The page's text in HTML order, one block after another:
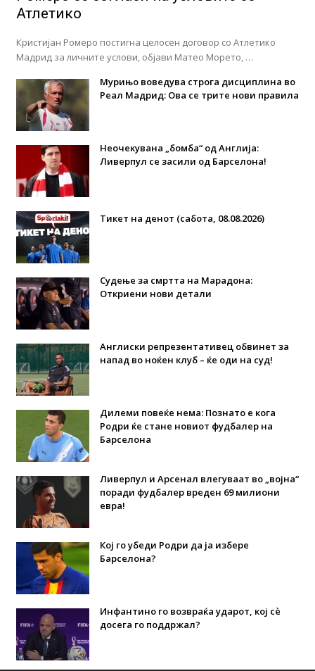
Атлетико
Кристијан Ромеро постигна целосен договор со Атлетико
Мадрид за личните услови, објави Матео Морето, …
Мурињо воведува строга дисциплина во
Реал Мадрид: Ова се трите нови правила
Неочекувана „бомба“ од Англија:
Ливерпул се засили од Барселона!
Тикет на денот (сабота, 08.08.2026)
Судење за смртта на Марадона:
Откриени нови детали
Англиски репрезентативец обвинет за
напад во ноќен клуб – ќе оди на суд!
Дилеми повеќе нема: Познато е кога
Родри ќе стане новиот фудбалер на
Барселона
Ливерпул и Арсенал влегуваат во „војна“
поради фудбалер вреден 69 милиони
евра!
Кој го убеди Родри да ја избере
Барселона?
Инфантино го возвраќа ударот, кој сè
досега го поддржал?